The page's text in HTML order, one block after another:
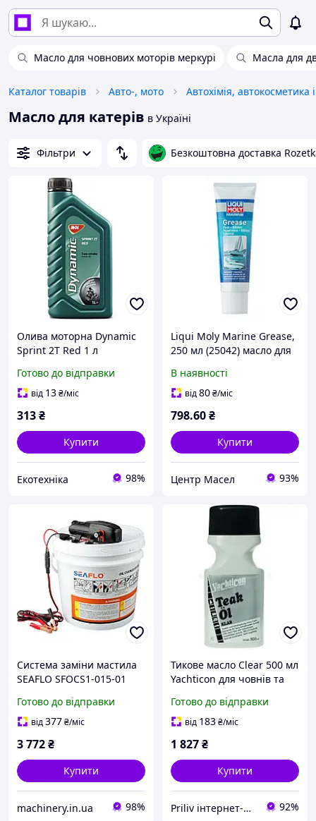
Масло для човнових моторів меркурі Масла для
Каталог товарів Авто-, мото
Масло для катерів в Україні
Фільтри Безкоштовна доставка
Олива моторна Dynamic
Sprint 2T Red 1 л
Готово до відправки
від 13₴/міс
313₴
Купити
Екотехніка 98%
Liqui Moly Marine Grease,
250 мл (25042) масло для
В наявності
від80₴/міс
798.60₴
Купити
Центр Масел 93%
Система заміни мастила
SEAFLO SFOCS1-015-01
для катерів та
генераторів
Готово до відправки
від377₴/міс
3 772₴
Купити
machinery.in.ua 98%
Тикове масло Clear 500 мл
Yachticon для човнів та
нанесення захист
деревини Німеччина
Готово до відправки
від 183₴/міс
1 827₴
Купити
Priliv інтернет-магазин 92%